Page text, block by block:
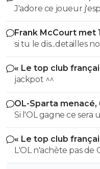
J'adore ce joueur
Frank McCourt met
si tu le dis...detailles
« Le top club
PSG
jackpot ^^
OL-Sparta
Si l'OL gagne ce
incroyable du farfelu
perd ce sera aussi
délivrance avec un
« Le top club
PSG
L'OL n'achète pas de
un point commun avec le PSG. Mdr